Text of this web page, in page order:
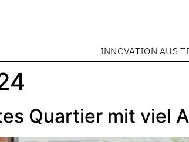
INNOVATION AUS
Quartier mit viel